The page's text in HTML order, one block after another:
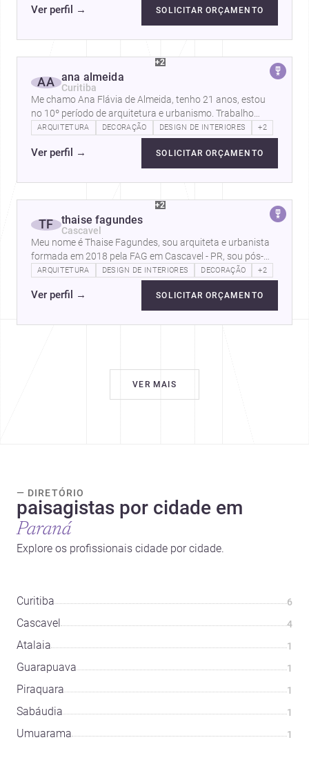
Ver perfil → SOLICITAR ORÇAMENTO
+2
AA ana almeida
Curitiba
Me chamo Ana Flávia de Almeida, tenho 21 anos, estou
no 10º período de arquitetura e urbanismo. Trabalho
como freelancer de projetos de…
ARQUITETURA DECORAÇÃO DESIGN DE INTERIORES +2
Ver perfil → SOLICITAR ORÇAMENTO
+2
TF thaise fagundes
Cascavel
Meu nome é Thaise Fagundes, sou arquiteta e urbanista
formada em 2018 pela FAG em Cascavel - PR, sou pós-
graduada em gerenciamento e…
ARQUITETURA DESIGN DE INTERIORES DECORAÇÃO +2
Ver perfil → SOLICITAR ORÇAMENTO
VER MAIS
— DIRETÓRIO
paisagistas por cidade em
Paraná
Explore os profissionais cidade por cidade.
Curitiba 6
Cascavel 4
Atalaia 1
Guarapuava 1
Piraquara 1
Sabáudia 1
Umuarama 1